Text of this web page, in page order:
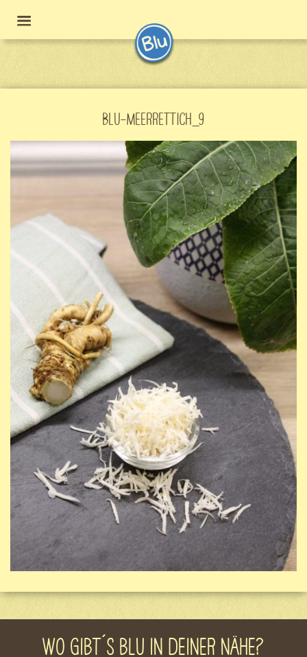
BLU-MEERRETTICH_9
WO GIBT´S BLU IN DEINER NÄHE?